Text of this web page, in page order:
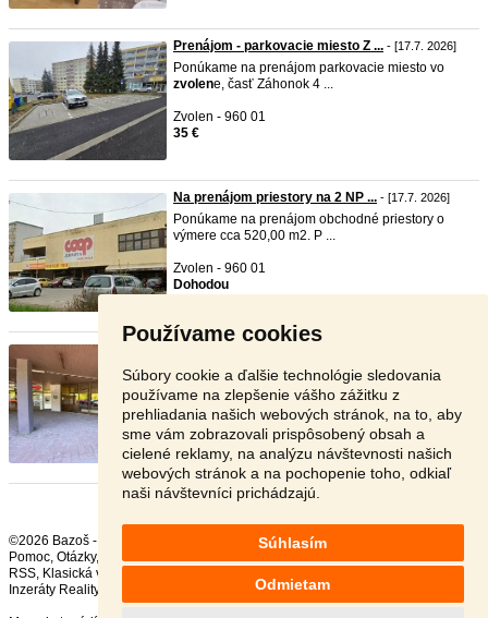
Používame cookies
Súbory cookie a ďalšie technológie sledovania
používame na zlepšenie vášho zážitku z
prehliadania našich webových stránok, na to, aby
sme vám zobrazovali prispôsobený obsah a
cielené reklamy, na analýzu návštevnosti našich
webových stránok a na pochopenie toho, odkiaľ
naši návštevníci prichádzajú.
Súhlasím
Odmietam
Prenájom - parkovacie miesto Z ... - [17.7. 2026]
Ponúkame na prenájom parkovacie miesto vo
zvolene, časť Záhonok 4 ...
Zvolen - 960 01
35 €
Na prenájom priestory na 2 NP ... - [17.7. 2026]
Ponúkame na prenájom obchodné priestory o
výmere cca 520,00 m2. P ...
Zvolen - 960 01
Dohodou
Ponúkame na prenájom nebytový priestor
nachádzajúci sa na prízemí ...
Zvolen - 960 01
Dohodou
©2026 Bazoš -
Pomoc, Otázky, Hodnotenie
RSS,
Inzeráty Reality celkom:
, za 24 hodín:5041